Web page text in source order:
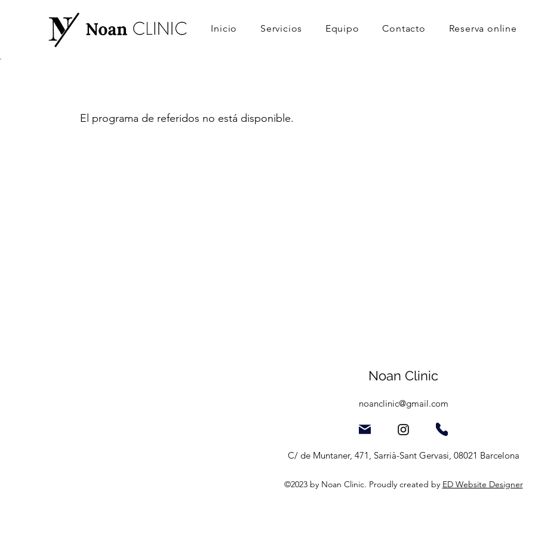
Inicio Servicios Equipo Contacto Reserva online
El programa de referidos no está disponible.
Noan Clinic
noanclinic@gmail.com
C/ de Muntaner, 471, Sarrià-Sant Gervasi, 08021 Barcelona
©2023 by Noan Clinic. Proudly created by ED Website Designer